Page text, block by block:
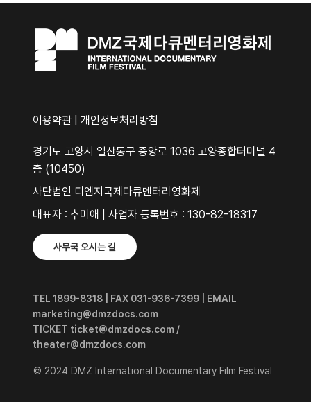
이용약관 개인정보처리방침
경기도 고양시 일산동구 중앙로 1036 고양종합터미널 4
층 (10450)
사단법인 디엠지국제다큐멘터리영화제
대표자 : 추미애 | 사업자 등록번호 : 130-82-18317
사무국 오시는 길
TEL 1899-8318 | FAX 031-936-7399 | EMAIL
marketing@dmzdocs.com
TICKET ticket@dmzdocs.com /
theater@dmzdocs.com
© 2024 DMZ International Documentary Film Festival